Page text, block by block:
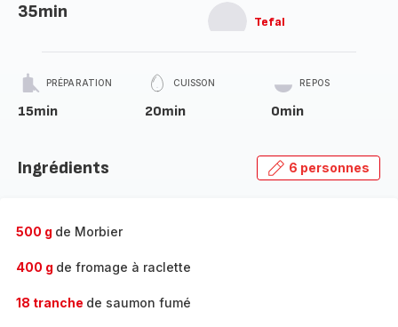
35min Tefal
PRÉPARATION
15min
CUISSON
20min
REPOS
0min
Ingrédients 6 personnes
500 g de Morbier
400 g de fromage à raclette
18 tranche de saumon fumé